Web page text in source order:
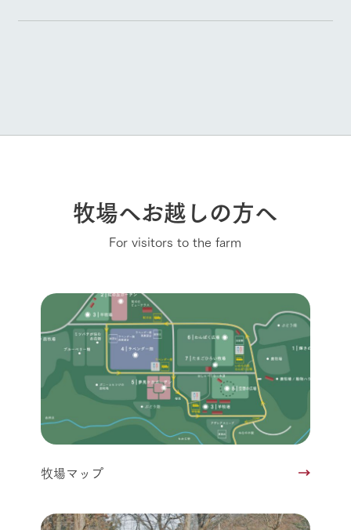
牧場へお越しの方へ
For visitors to the farm
牧場マップ